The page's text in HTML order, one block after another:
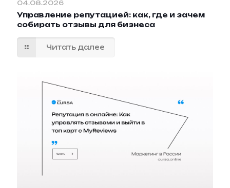
04.08.2026
Управление репутацией: как, где и зачем
собирать отзывы для бизнеса
Читать далее